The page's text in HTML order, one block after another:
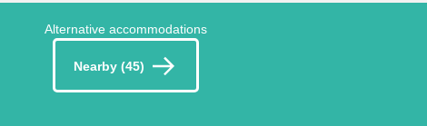
Alternative accommodations
Nearby (45)